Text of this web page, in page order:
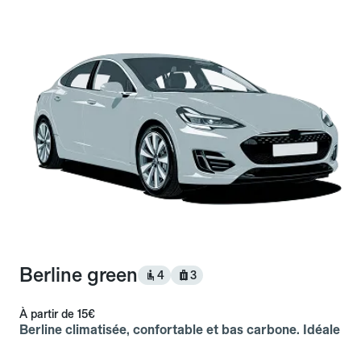
Berline green 4 3
À partir de 15€
Berline climatisée, confortable et bas carbone. Idéale